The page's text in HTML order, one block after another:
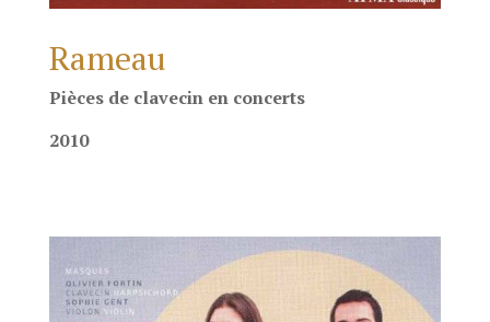
Rameau
Pièces de clavecin en concerts
2010